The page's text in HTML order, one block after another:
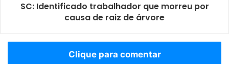
SC: Identificado trabalhador que morreu por
causa de raiz de árvore
Clique para comentar